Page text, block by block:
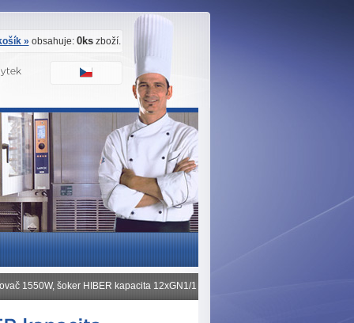
» obsahuje: 0kszboží.
1550W, šoker HIBER kapacita 12xGN1/1